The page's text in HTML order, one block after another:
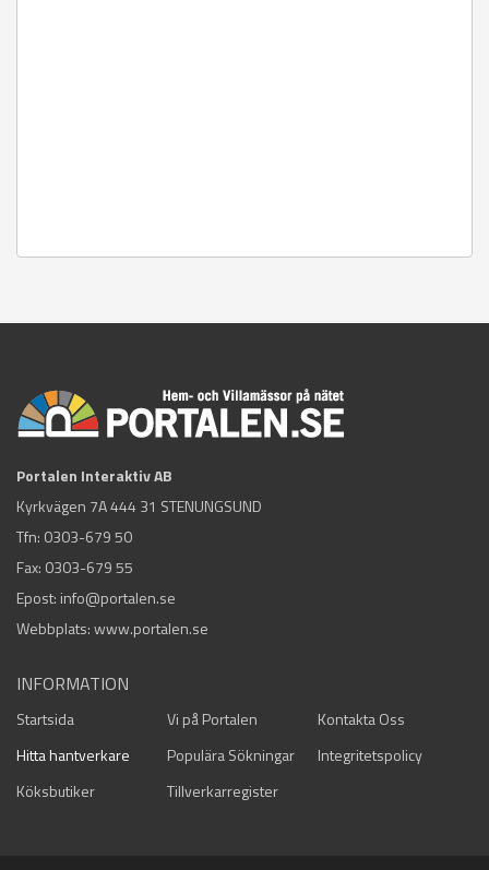
Portalen Interaktiv AB
Kyrkvägen 7A 444 31 STENUNGSUND
Tfn: 0303-679 50
Fax: 0303-679 55
Epost: info@portalen.se
Webbplats: www.portalen.se
INFORMATION
Startsida Vi på Portalen
Kontakta Oss
Hitta hantverkare
Populära Sökningar
Integritetspolicy
Köksbutiker
Tillverkarregister